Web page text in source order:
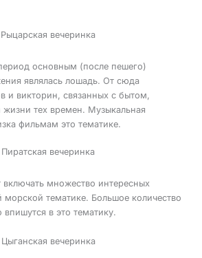
Рыцарская вечеринка
основным (после пешего)
являлась лошадь. От сюда
и викторин, связанных с бытом,
жизни тех времен. Музыкальная
фильмам это тематике.
Пиратская вечеринка
множество интересных
морской тематике. Большое количество
впишутся в это тематику.
Цыганская вечеринка